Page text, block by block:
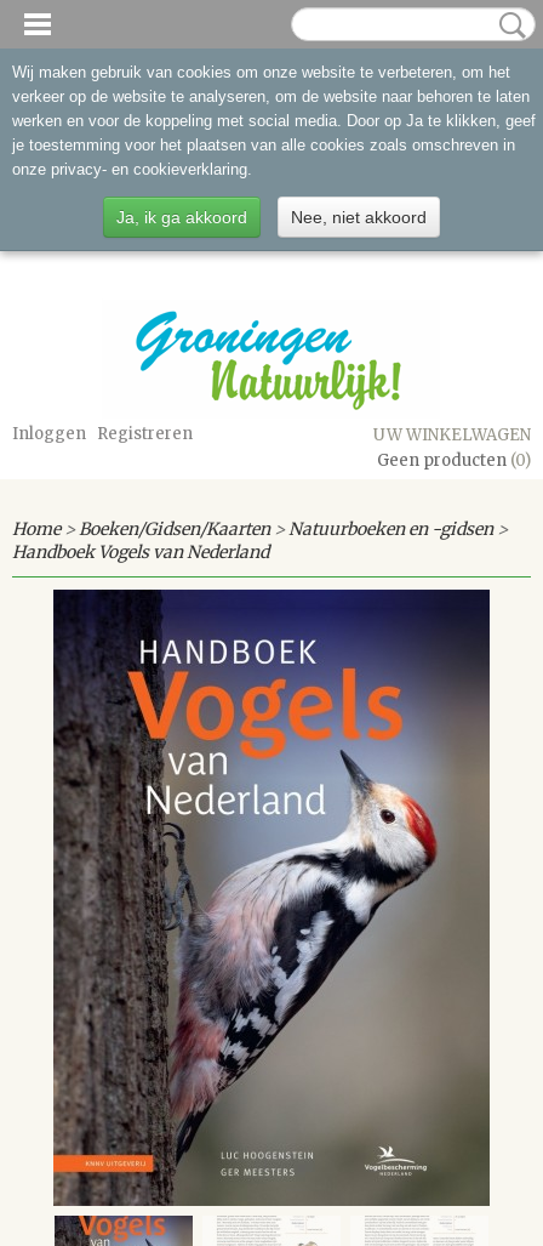
Inloggen Registreren
UW WINKELWAGEN
Geen producten (0)
Home>Boeken/Gidsen/Kaarten>Natuurboeken en -gidsen>
Handboek Vogels van Nederland
Wij maken gebruik van cookies om onze website te verbeteren, om het
verkeer op de website te analyseren, om de website naar behoren te laten
werken en voor de koppeling met social media. Door op Ja te klikken, geef
je toestemming voor het plaatsen van alle cookies zoals omschreven in
onze privacy- en cookieverklaring.
Ja, ik ga akkoord Nee, niet akkoord